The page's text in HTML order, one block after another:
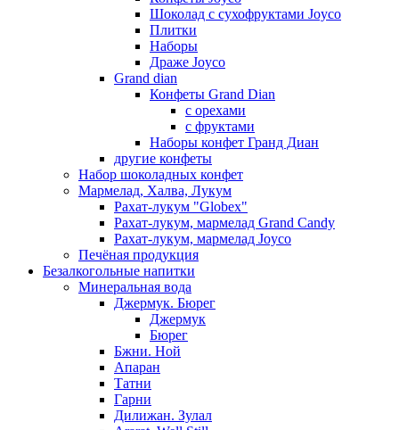
Шоколад с сухофруктами Joyco
Плитки
Наборы
Драже Joyco
Grand dian
Конфеты Grand Dian
с орехами
с фруктами
Наборы конфет Гранд Диан
другие конфеты
Набор шоколадных конфет
Мармелад, Халва, Лукум
Рахат-лукум "Globex"
Рахат-лукум, мармелад Grand Candy
Рахат-лукум, мармелад Joyco
Печёная продукция
Безалкогольные напитки
Минеральная вода
Джермук. Бюрег
Джермук
Бюрег
Бжни. Ной
Апаран
Татни
Гарни
Дилижан. Зулал